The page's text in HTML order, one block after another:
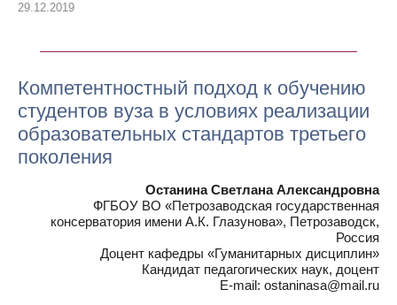
29.12.2019
Компетентностный подход к обучению
студентов вуза в условиях реализации
образовательных стандартов третьего
поколения
Останина Светлана Александровна
ФГБОУ ВО «Петрозаводская государственная
консерватория имени А.К. Глазунова», Петрозаводск,
Россия
Доцент кафедры «Гуманитарных дисциплин»
Кандидат педагогических наук, доцент
E-mail: ostaninasa@mail.ru